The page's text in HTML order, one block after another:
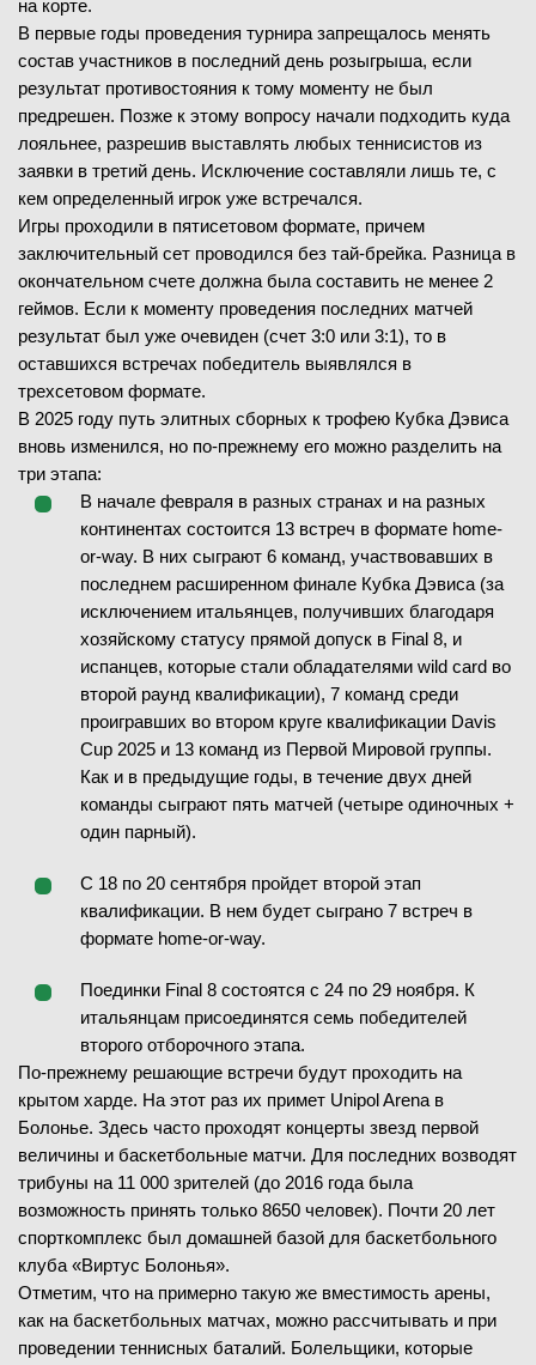
ЗАВЕРШЁН
В Артур Риндеркнех(25)
Алекс Молчан (110)
1-й сет 7- 5
08.02.2026 —
Иржи Лехечка
O. Wallin
08.02.2026 —
M. Agwi
T. Al Azmeh (982)
08.02.2026
P. Agbo-Panzo
J. Fuentes Vasquez (1797)
—
08.02.2026 —
A. Knaff(804)
O. Krutykh(834)
на корте.
В первые годы проведения турнира запрещалось менять
состав участников в последний день розыгрыша, если
результат противостояния к тому моменту не был
предрешен. Позже к этому вопросу начали подходить куда
лояльнее, разрешив выставлять любых теннисистов из
заявки в третий день. Исключение составляли лишь те, с
кем определенный игрок уже встречался.
Игры проходили в пятисетовом формате, причем
заключительный сет проводился без тай-брейка. Разница в
окончательном счете должна была составить не менее 2
геймов. Если к моменту проведения последних матчей
результат был уже очевиден (счет 3:0 или 3:1), то в
оставшихся встречах победитель выявлялся в
трехсетовом формате.
В 2025 году путь элитных сборных к трофею Кубка Дэвиса
вновь изменился, но по-прежнему его можно разделить на
три этапа:
В начале февраля в разных странах и на разных
континентах состоится 13 встреч в формате home-
or-way. В них сыграют 6 команд, участвовавших в
последнем расширенном финале Кубка Дэвиса (за
исключением итальянцев, получивших благодаря
хозяйскому статусу прямой допуск в Final 8, и
испанцев, которые стали обладателями wild card во
второй раунд квалификации), 7 команд среди
проигравших во втором круге квалификации Davis
Cup 2025 и 13 команд из Первой Мировой группы.
Как и в предыдущие годы, в течение двух дней
команды сыграют пять матчей (четыре одиночных +
один парный).
С 18 по 20 сентября пройдет второй этап
квалификации. В нем будет сыграно 7 встреч в
формате home-or-way.
Поединки Final 8 состоятся с 24 по 29 ноября. К
итальянцам присоединятся семь победителей
второго отборочного этапа.
По-прежнему решающие встречи будут проходить на
крытом харде. На этот раз их примет Unipol Arena в
Болонье. Здесь часто проходят концерты звезд первой
величины и баскетбольные матчи. Для последних возводят
трибуны на 11 000 зрителей (до 2016 года была
возможность принять только 8650 человек). Почти 20 лет
спорткомплекс был домашней базой для баскетбольного
клуба «Виртус Болонья».
Отметим, что на примерно такую же вместимость арены,
как на баскетбольных матчах, можно рассчитывать и при
проведении теннисных баталий. Болельщики, которые